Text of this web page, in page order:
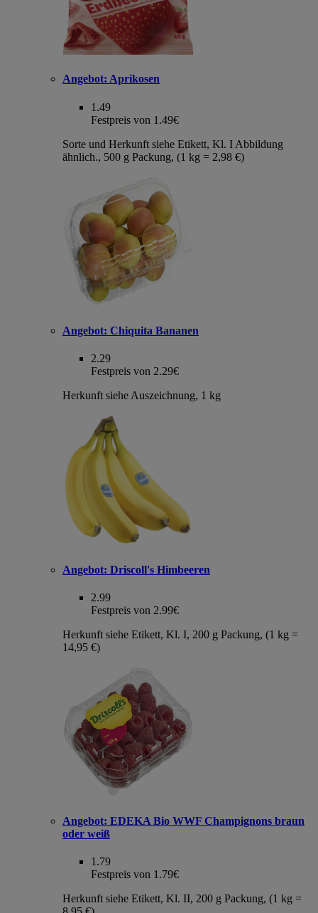
Angebot: Aprikosen
1.49
Festpreis von 1.49€
Sorte und Herkunft siehe Etikett, Kl. I Abbildung
ähnlich., 500 g Packung, (1 kg = 2,98 €)
Angebot: Chiquita Bananen
2.29
Festpreis von 2.29€
Herkunft siehe Auszeichnung, 1 kg
Angebot: Driscoll's Himbeeren
2.99
Festpreis von 2.99€
Herkunft siehe Etikett, Kl. I, 200 g Packung, (1 kg =
14,95 €)
Angebot: EDEKA Bio WWF Champignons braun
oder weiß
1.79
Festpreis von 1.79€
Herkunft siehe Etikett, Kl. II, 200 g Packung, (1 kg =